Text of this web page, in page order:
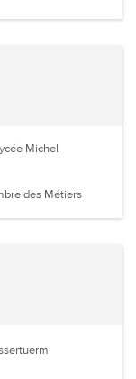
Michel
des Métiers